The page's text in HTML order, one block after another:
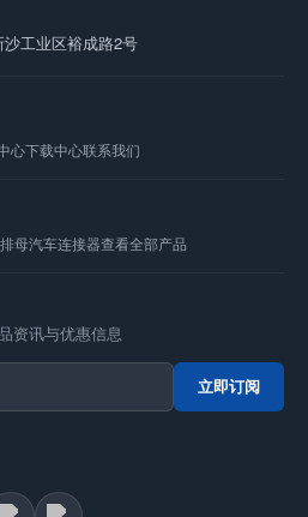
工业区裕成路2号
心下载中心联系我们
母汽车连接器查看全部产品
资讯与优惠信息
立即订阅